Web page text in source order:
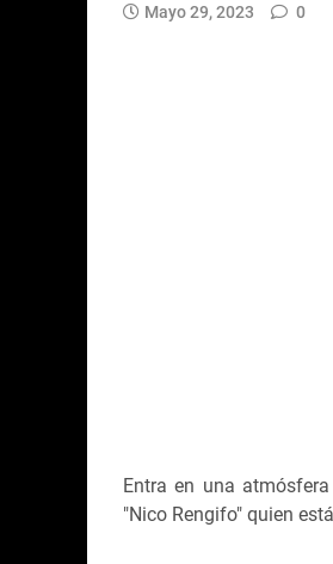
Mayo 29, 2023 0
Entra en una
"Nico Rengifo" quien